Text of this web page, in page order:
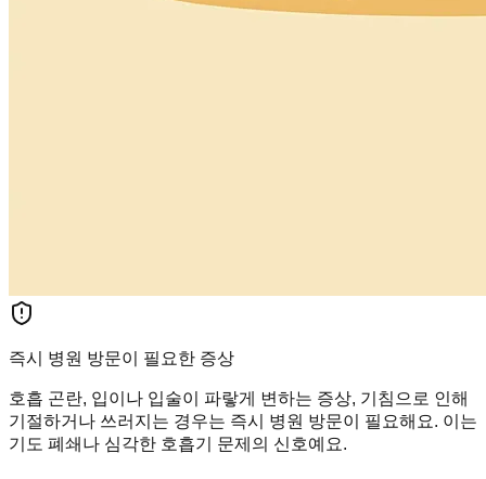
즉시 병원 방문이 필요한 증상
호흡 곤란, 입이나 입술이 파랗게 변하는 증상, 기침으로 인해
기절하거나 쓰러지는 경우는 즉시 병원 방문이 필요해요. 이는
기도 폐쇄나 심각한 호흡기 문제의 신호예요.